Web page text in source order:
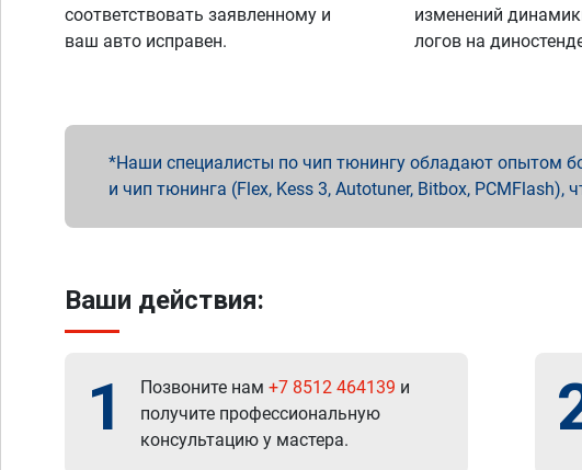
соответствовать заявленному и
ваш авто исправен.
изменений
логов на
Наши специалисты по чип тюнингу обладают опытом
и чип тюнинга (Flex, Kess 3, Autotuner, Bitbox, PCMFlash),
Ваши действия:
1 Позвоните нам +7 8512 464139 и
получите профессиональную
консультацию у мастера.